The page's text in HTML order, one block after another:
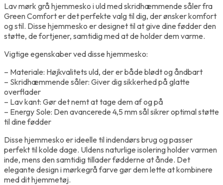
Lav mørk grå hjemmesko i uld med skridhæmmende såler fra
Green Comfort er det perfekte valg til dig, der ønsker komfort
og stil. Disse hjemmesko er designet til at give dine fødder den
støtte, de fortjener, samtidig med at de holder dem varme.
Vigtige egenskaber ved disse hjemmesko:
– Materiale: Højkvalitets uld, der er både blødt og åndbart
– Skridhæmmende såler: Giver dig sikkerhed på glatte
overflader
– Lav kant: Gør det nemt at tage dem af og på
– Energy Sole: Den avancerede 4,5 mm sål sikrer optimal støtte
til dine fødder
Disse hjemmesko er ideelle til indendørs brug og passer
perfekt til kolde dage. Uldens naturlige isolering holder varmen
inde, mens den samtidig tillader fødderne at ånde. Det
elegante design i mørkegrå farve gør dem lette at kombinere
med dit hjemmetøj.